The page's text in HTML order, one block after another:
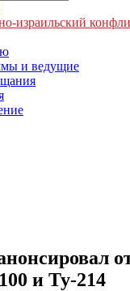
израильский
и ведущие
и Ту-214